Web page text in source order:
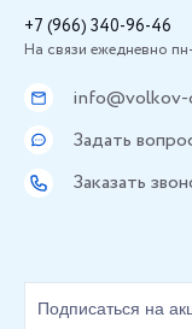
+7 (966) 340-96-46
На связи ежедневно
info@volkov-
Задать
Заказать